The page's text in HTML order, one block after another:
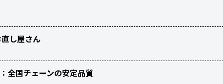
し屋さん
全国チェーンの安定品質